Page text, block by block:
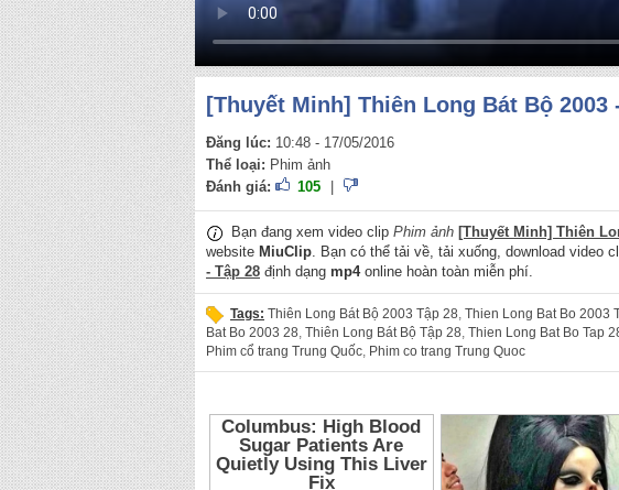
[Thuyết Minh] Thiên Long Bát Bộ 2003
Đăng lúc: 10:48 - 17/05/2016
Thể loại: Phim ảnh
Đánh giá:
105
Bạn đang xem video clip Phim ảnh [Thuyết Minh] Thiên
website MiuClip. Bạn có thể tải về, tải xuống, download video
- Tập 28 định dạng mp4online hoàn toàn miễn phí.
Tags: Thiên Long Bát Bộ 2003 Tập 28, Thien Long Bat Bo 2003
Bat Bo 2003 28, Thiên Long Bát Bộ Tập 28, Thien Long Bat Bo Tap
Phim cổ trang Trung Quốc, Phim co trang Trung Quoc